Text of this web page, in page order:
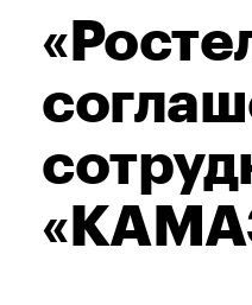
Технологии и медиа